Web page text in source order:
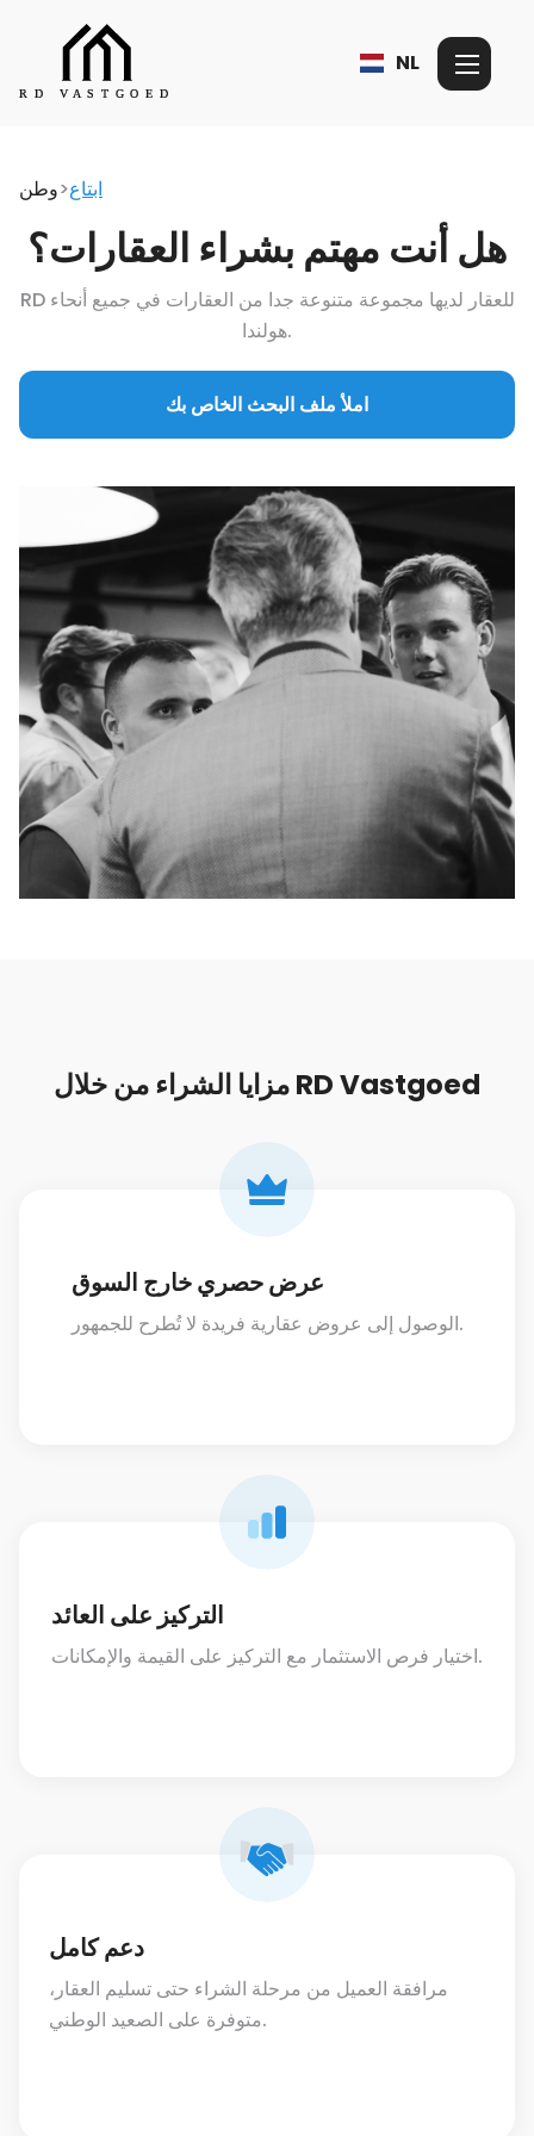
NL
وطن>ابتاع
هل أنت مهتم بشراء العقارات؟
RD للعقار لديها مجموعة متنوعة جدا من العقارات في جميع أنحاء
هولندا.
املأ ملف البحث الخاص بك
مزايا الشراء من خلال RD Vastgoed
عرض حصري خارج السوق
الوصول إلى عروض عقارية فريدة لا تُطرح للجمهور.
التركيز على العائد
اختيار فرص الاستثمار مع التركيز على القيمة والإمكانات.
دعم كامل
مرافقة العميل من مرحلة الشراء حتى تسليم العقار،
متوفرة على الصعيد الوطني.